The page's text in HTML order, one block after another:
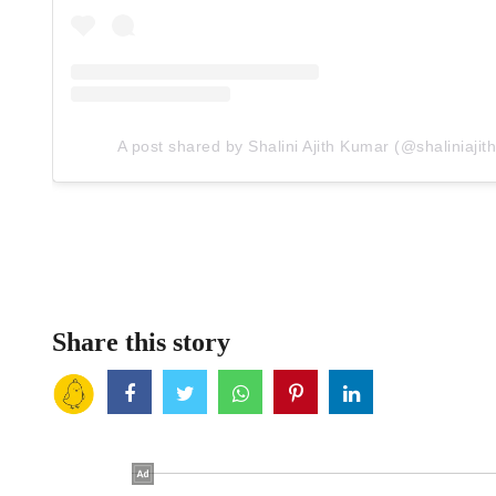
A post shared by Shalini Ajith Kumar
Share this story